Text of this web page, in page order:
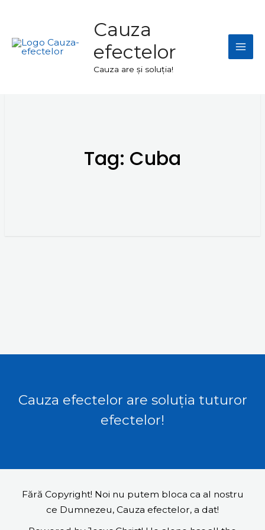
content
Cauza
efectelor
Cauza are și soluția!
Tag: Cuba
Cauza efectelor are soluția tuturor
efectelor!
Fără Copyright! Noi nu putem bloca ca al nostru
ce Dumnezeu, Cauza efectelor, a dat!